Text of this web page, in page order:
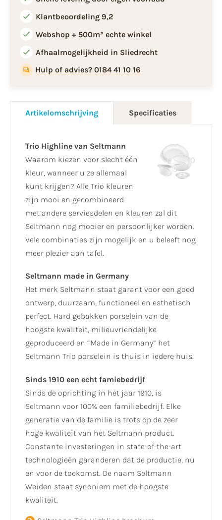
Klantbeoordeling 9,2
Webshop + 500m² echte winkel
Afhaalmogelijkheid in Sliedrecht
Hulp of advies? 0184 41 10 16
Artikelomschrijving Specificaties
Trio Highline van Seltmann
Waarom kiezen voor slecht één
kleur, wanneer u ze allemaal
kunt krijgen? Alle Trio kleuren
zijn mooi en gecombineerd
met andere serviesdelen en kleuren zal dit
Seltmann nog mooier en persoonlijker worden.
Vele combinaties zijn mogelijk en u beleeft nog
meer plezier aan tafel.
Seltmann made in Germany
Het merk Seltmann staat garant voor een goed
ontwerp, duurzaam, functioneel en esthetisch
perfect. Hard gebakken porselein van de
hoogste kwaliteit, milieuvriendelijke
geproduceerd en “Made in Germany” het
Seltmann Trio porselein is thuis in iedere huis.
Sinds 1910 een echt famiebedrijf
Sinds de oprichting in het jaar 1910, is
Seltmann voor 100% een familiebedrijf. Elke
generatie van de familie is trots op de zeer
hoge kwaliteit van het Seltmann product.
Constante investeringen in state-of-the-art
technologieën garanderen dat de productie, nu
en voor de toekomst. De naam Seltmann
Weiden staat synoniem met de hoogste
kwaliteit.